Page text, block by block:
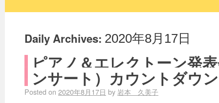
Daily Archives: 2020年8月17日
ピアノ＆エレクトーン発
ンサート）カウントダウ
Posted on 2020年8月17日 by岩本 久美子